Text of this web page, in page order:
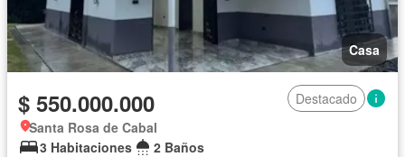
Casa
$ 550.000.000
Destacado
Santa Rosa de Cabal
3 Habitaciones
2 Baños